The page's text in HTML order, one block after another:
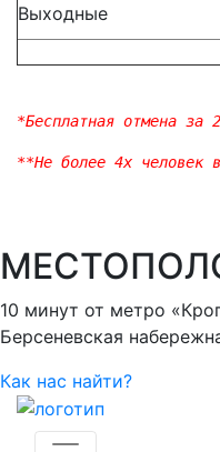
Выходные
*Бесплатная отмена за
**Не более 4х человек
МЕСТО
10 минут от метро
Берсеневская
Как нас найти?